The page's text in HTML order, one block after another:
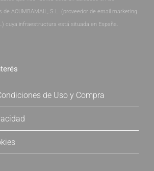
de ACUMBAMAIL, S.L. (proveedor de email marketing
cuya infraestructura está situada en España.
de Uso y Compra